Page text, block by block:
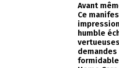
Avant
Ce
humble